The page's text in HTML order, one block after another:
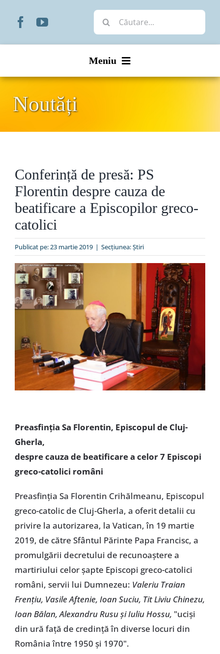
Cautare...
Meniu
Organizare
Liturgic
Special
Noutăți
Conferință de presă: PS
Florentin despre cauza de
beatificare a Episcopilor greco-
catolici
Publicat pe: 23 martie 2019 | Secțiunea:Ştiri
Preasfinția Sa Florentin, Episcopul de Cluj-
Gherla,
despre cauza de beatificare a celor 7 Episcopi
greco-catolici români
Preasfinția Sa Florentin Crihălmeanu, Episcopul
greco-catolic de Cluj-Gherla, a oferit detalii cu
privire la autorizarea, la Vatican, în 19 martie
2019, de către Sfântul Părinte Papa Francisc, a
promulgării decretului de recunoaștere a
martiriului celor șapte Episcopi greco-catolici
români, servii lui Dumnezeu: Valeriu Traian
Frențiu, Vasile Aftenie, Ioan Suciu, Tit Liviu Chinezu,
Ioan Bălan, Alexandru Rusu și Iuliu Hossu, "uciși
din ură față de credință în diverse locuri din
România între 1950 și 1970".